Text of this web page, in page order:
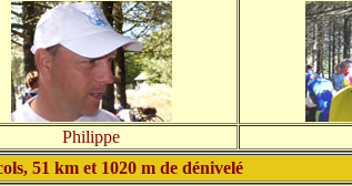
Philippe
51 km et 1020 m de dénivelé